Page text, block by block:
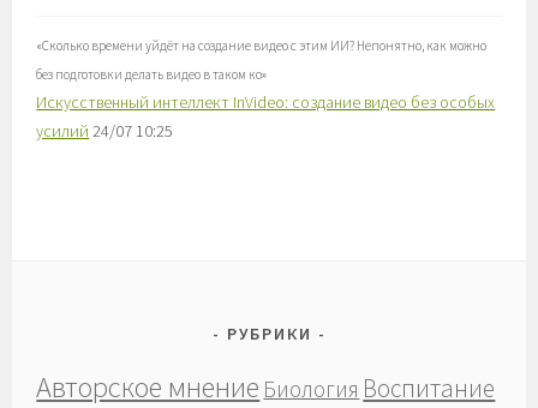
«Сколько времени уйдёт на создание видео с этим ИИ? Непонятно, как можно
без подготовки делать видео в таком ко»
Искусственный интеллект InVideo: создание видео без особых
усилий 24/07 10:25
РУБРИКИ
Авторское мнение Биология Воспитание